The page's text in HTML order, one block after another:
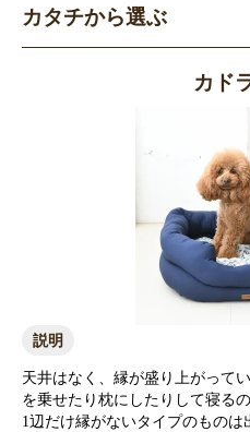
カタチから選ぶ
カド
説明
天井はなく、縁が盛り上がって
を乗せたり枕にしたりして寝る
1辺だけ縁がないタイプのもの